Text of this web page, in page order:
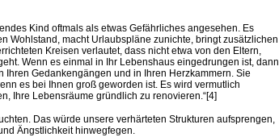
Kind oftmals als etwas Gefährliches angesehen. Es
Wohlstand, macht Urlaubspläne zunichte, bringt zusätzlichen
Kreisen verlautet, dass nicht etwa von den Eltern,
Wenn es einmal in Ihr Lebenshaus eingedrungen ist, dann
Ihren Gedankengängen und in Ihren Herzkammern. Sie
es bei Ihnen groß geworden ist. Es wird vermutlich
Ihre Lebensräume gründlich zu renovieren.“[4]
Das würde unsere verhärteten Strukturen aufsprengen,
Ängstlichkeit hinwegfegen.